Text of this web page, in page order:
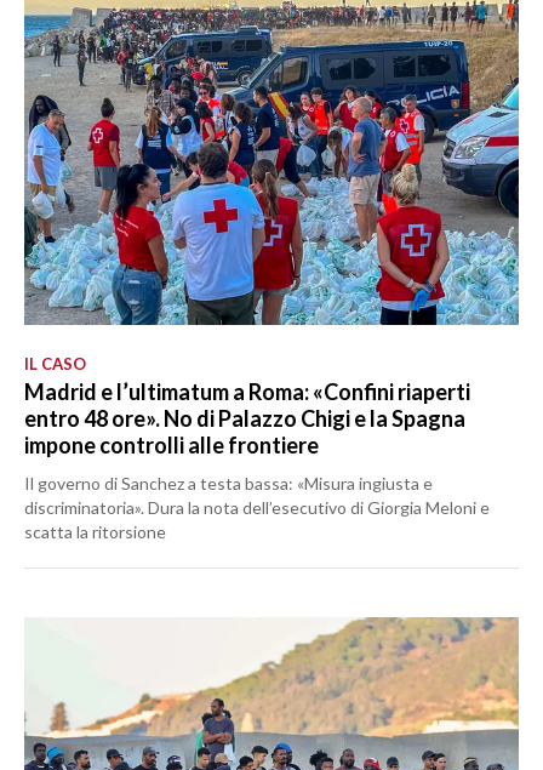
IL CASO
Madrid e l’ultimatum a Roma: «Confini riaperti
entro 48 ore». No di Palazzo Chigi e la Spagna
impone controlli alle frontiere
Il governo di Sanchez a testa bassa: «Misura ingiusta e
discriminatoria». Dura la nota dell’esecutivo di Giorgia Meloni e
scatta la ritorsione